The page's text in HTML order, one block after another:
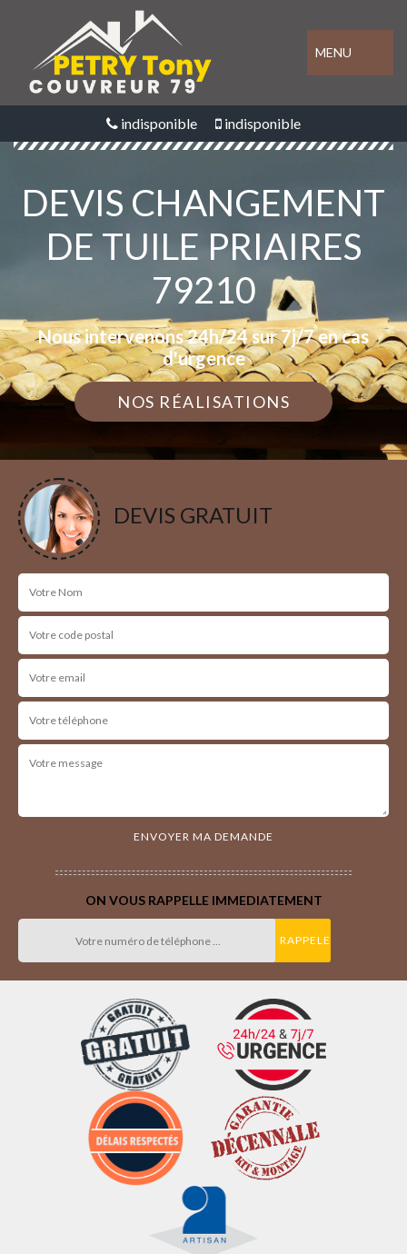
MENU
indisponible indisponible
DEVIS CHANGEMENT
DE TUILE PRIAIRES
79210
Nous intervenons 24h/24 sur 7j/7 en cas
d'urgence
NOS RÉALISATIONS
DEVIS GRATUIT
ON VOUS RAPPELLE IMMEDIATEMENT